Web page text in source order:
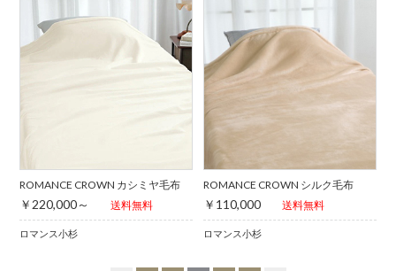
ROMANCE CROWN カシミヤ毛布
￥220,000～ 送料無料
ロマンス小杉
ROMANCE CROWN シルク毛布
￥110,000 送料無料
ロマンス小杉